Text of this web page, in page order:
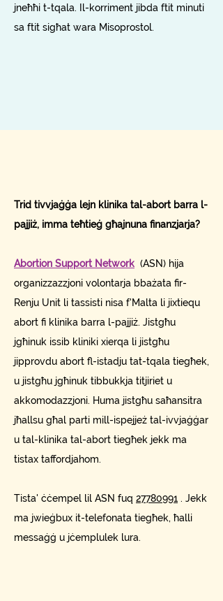
jneħħi t-tqala. Il-korriment jibda ftit minuti
sa ftit sigħat wara Misoprostol.
Trid tivvjaġġa lejn klinika tal-abort barra l-
pajjiż, imma teħtieġ għajnuna finanzjarja?
Abortion Support Network (ASN) hija
organizzazzjoni volontarja bbażata fir-
Renju Unit li tassisti nisa f'Malta li jixtiequ
abort fi klinika barra l-pajjiż. Jistgħu
jgħinuk issib kliniki xierqa li jistgħu
jipprovdu abort fl-istadju tat-tqala tiegħek,
u jistgħu jgħinuk tibbukkja titjiriet u
akkomodazzjoni. Huma jistgħu saħansitra
jħallsu għal parti mill-ispejjeż tal-ivvjaġġar
u tal-klinika tal-abort tiegħek jekk ma
tistax taffordjahom.
Tista' ċċempel lil ASN fuq 27780991 . Jekk
ma jwieġbux it-telefonata tiegħek, ħalli
messaġġ u jċemplulek lura.